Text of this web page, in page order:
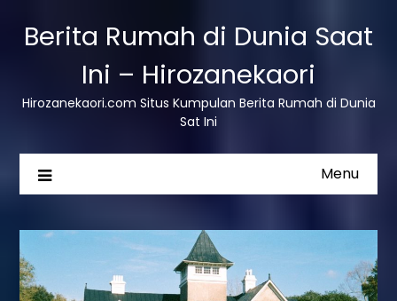
Berita Rumah di Dunia Saat
Ini – Hirozanekaori
Hirozanekaori.com Situs Kumpulan Berita Rumah di Dunia
Sat Ini
Menu